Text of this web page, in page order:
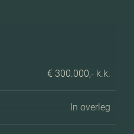
€ 300.000,- k.k.
In overleg